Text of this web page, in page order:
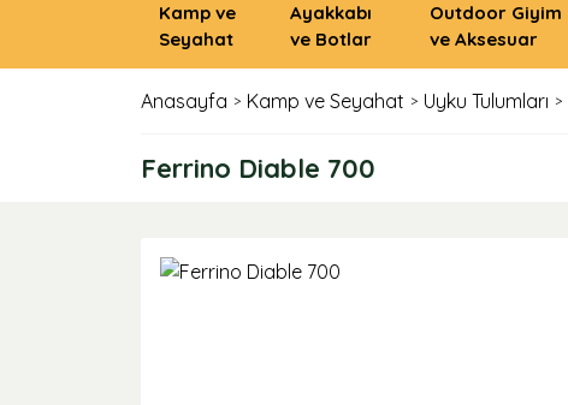
Kamp ve
Seyahat
Ayakkabı
ve Botlar
Outdoor Giyim
ve Aksesuar
Anasayfa Kamp ve Seyahat Uyku Tulumları
Ferrino Diable 700